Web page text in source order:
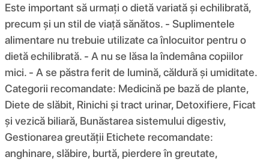
Este important să urmați o dietă variată și echilibrată,
precum și un stil de viață sănătos. - Suplimentele
alimentare nu trebuie utilizate ca înlocuitor pentru o
dietă echilibrată. - A nu se lăsa la îndemâna copiilor
mici. - A se păstra ferit de lumină, căldură și umiditate.
Categorii recomandate: Medicină pe bază de plante,
Diete de slăbit, Rinichi și tract urinar, Detoxifiere, Ficat
și vezică biliară, Bunăstarea sistemului digestiv,
Gestionarea greutății Etichete recomandate:
anghinare, slăbire, burtă, pierdere în greutate,